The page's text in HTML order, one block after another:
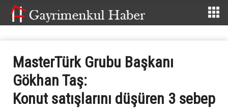
MasterTürk Grubu Başkanı
Gökhan Taş:
Konut satışlarını düşüren 3 sebep